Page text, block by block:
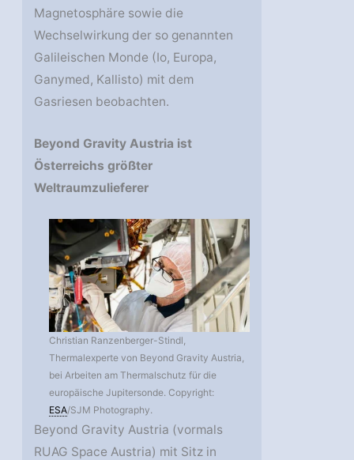
Magnetosphäre sowie die
Wechselwirkung der so genannten
Galileischen Monde (Io, Europa,
Ganymed, Kallisto) mit dem
Gasriesen beobachten.
Beyond Gravity Austria ist
Österreichs größter
Weltraumzulieferer
Christian Ranzenberger-Stindl,
Thermalexperte von Beyond Gravity Austria,
bei Arbeiten am Thermalschutz für die
europäische Jupitersonde. Copyright:
ESA/SJM Photography.
Beyond Gravity Austria (vormals
RUAG Space Austria) mit Sitz in